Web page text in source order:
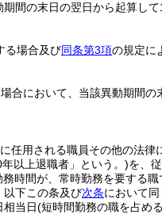
間の末日の翌日から起算し
る場合及び同条第3項の規定に
合において、当該異動期間
任用される職員その他の法
以上退職者」という。)を、
時間が、常時勤務を要する
以下この条及び次条において同
相当日(短時間勤務の職を占め